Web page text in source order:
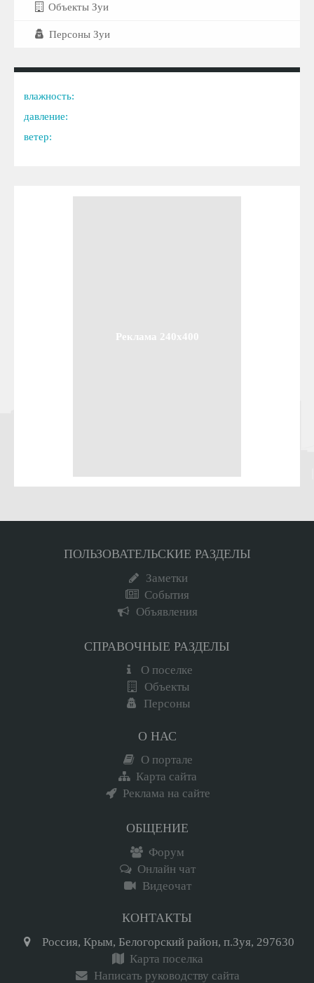
Объекты Зуи
Персоны Зуи
влажность:
давление:
ветер:
Реклама 240x400
ПОЛЬЗОВАТЕЛЬСКИЕ РАЗДЕЛЫ
Заметки
События
Объявления
СПРАВОЧНЫЕ РАЗДЕЛЫ
О поселке
Объекты
Персоны
О НАС
О портале
Карта сайта
Реклама на сайте
ОБЩЕНИЕ
Форум
Онлайн чат
Видеочат
КОНТАКТЫ
Россия, Крым, Белогорский район, п.Зуя, 297630
Карта поселка
Написать руководству сайта